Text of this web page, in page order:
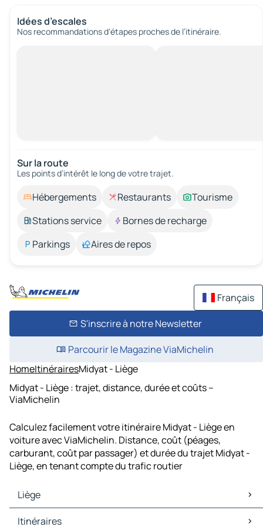
Idées d’escales
Nos recommandations d'étapes proches de l’itinéraire.
Sur la route
Les points d’intérêt le long de votre trajet.
Hébergements Restaurants
Tourisme
Stations service
Bornes de recharge
Parkings
Aires de repos
Français
S'inscrire à notre Newsletter
Parcourir le Magazine ViaMichelin
HomeItinérairesMidyat - Liège
Midyat - Liège : trajet, distance, durée et coûts –
ViaMichelin
Calculez facilement votre itinéraire Midyat - Liège en
voiture avec ViaMichelin. Distance, coût (péages,
carburant, coût par passager) et durée du trajet Midyat -
Liège, en tenant compte du trafic routier
Liège
Liège Cartes et plans
Itinéraires